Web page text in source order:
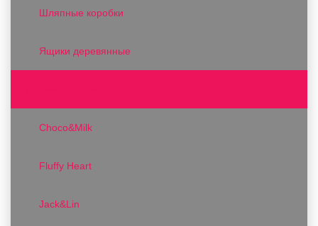
Шляпные коробки
Ящики деревянные
Choco&Milk
Fluffy Heart
Jack&Lin